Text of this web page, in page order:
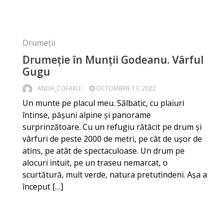
Drumeții
Drumeție în Munții Godeanu. Vârful
Gugu
ANDA_COFARU OCTOMBRIE 13, 2022
Un munte pe placul meu. Sălbatic, cu plaiuri
întinse, pășuni alpine și panorame
surprinzătoare. Cu un refugiu rătăcit pe drum și
vârfuri de peste 2000 de metri, pe cât de ușor de
atins, pe atât de spectaculoase. Un drum pe
alocuri intuit, pe un traseu nemarcat, o
scurtătură, mult verde, natura pretutindeni. Așa a
început […]